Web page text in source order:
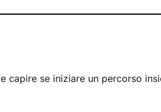
capire se iniziare un percorso